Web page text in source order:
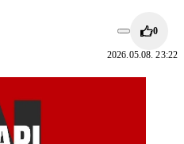
0
2026.05.08. 23:22